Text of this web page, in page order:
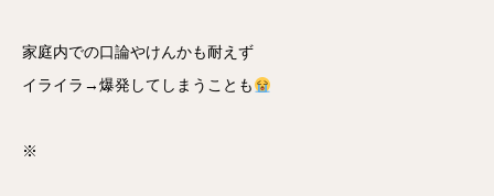
家庭内での口論やけんかも耐えず
イライラ→爆発してしまうことも
※